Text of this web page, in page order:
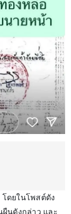
ดยในโพสต์ดัง
นดังกล่าว และ